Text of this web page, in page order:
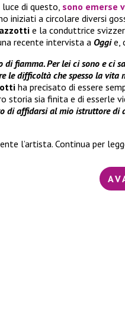
di questo, sono emerse
iniziati a circolare diversi
e la conduttrice
recente intervista a Oggie,
di fiamma. Per lei ci sono e ci
le difficoltà che spesso la vita
ha precisato di essere
storia sia finita e di esserle
di affidarsi al mio istruttore di
l’artista. Continua per